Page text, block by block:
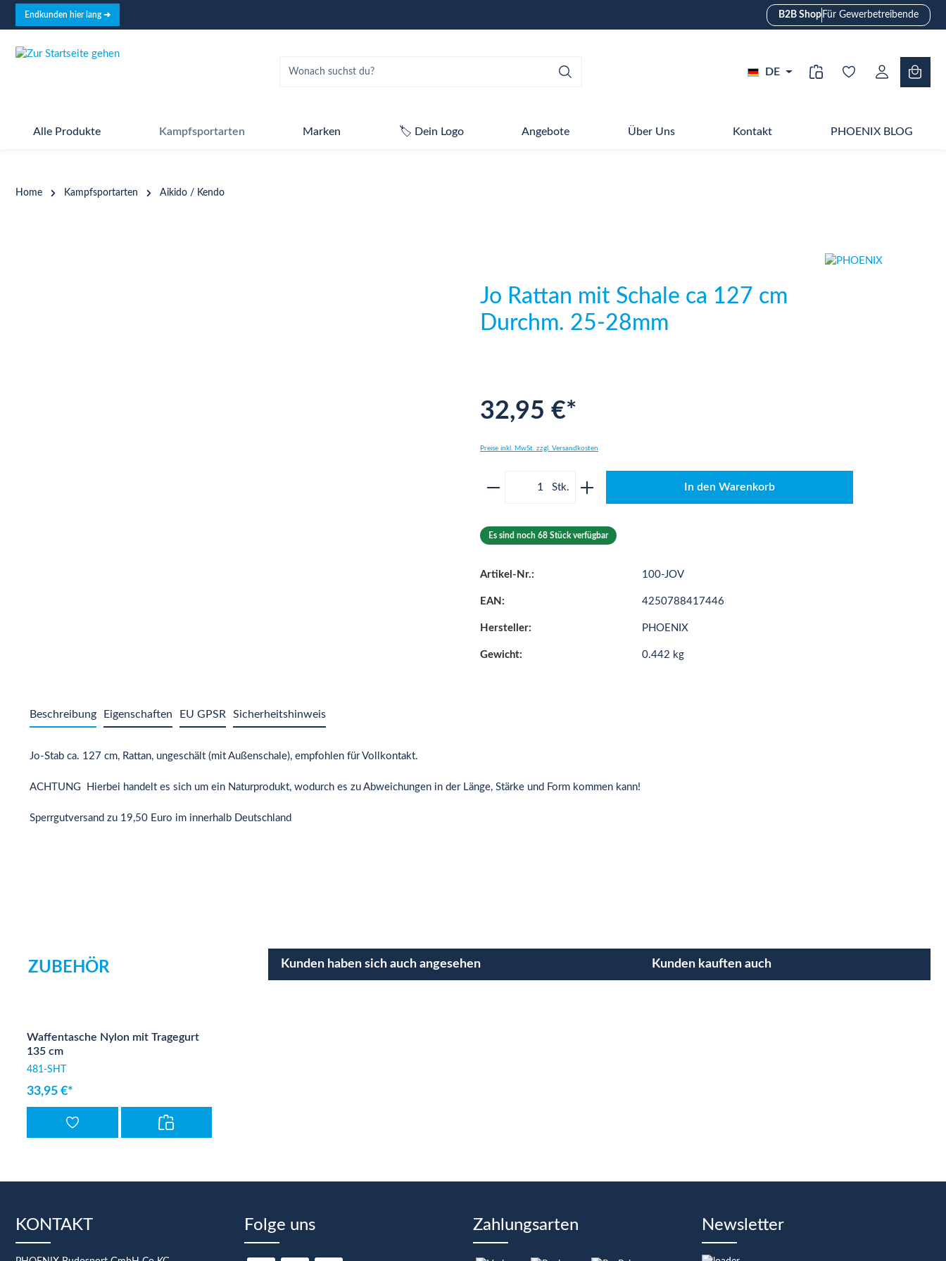
Zur Hauptnavigation springen
Endkunden hier lang ➜ B2B Shop Für Gewerbetreibende
DE
Alle Produkte Kampfsportarten Marken 🏷️ Dein Logo Angebote Über Uns Kontakt PHOENIX BLOG
Home Kampfsportarten Aikido / Kendo
Jo Rattan mit Schale ca 127 cm
Durchm. 25-28mm
32,95 €*
Preise inkl. MwSt. zzgl. Versandkosten
Produkt Anzahl: Gib den gewünschten Wert ein oder benutze
In den Warenkorb
Es sind noch 68 Stück verfügbar
Artikel-Nr.: 100-JOV
EAN: 4250788417446
Hersteller: PHOENIX
Gewicht: 0.442 kg
Beschreibung Eigenschaften EU GPSR Sicherheitshinweis
Jo-Stab ca. 127 cm, Rattan, ungeschält (mit Außenschale), empfohlen für Vollkontakt.
ACHTUNG Hierbei handelt es sich um ein Naturprodukt, wodurch es zu Abweichungen in der Länge, Stärke und Form kommen kann!
Sperrgutversand zu 19,50 Euro im innerhalb Deutschland
ZUBEHÖR Kunden haben sich auch angesehen Kunden kauften auch
Waffentasche Nylon mit Tragegurt
135 cm
481-SHT
33,95 €*
KONTAKT Folge uns Zahlungsarten Newsletter